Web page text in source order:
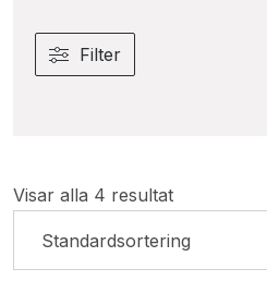
Filter
Visar alla 4 resultat